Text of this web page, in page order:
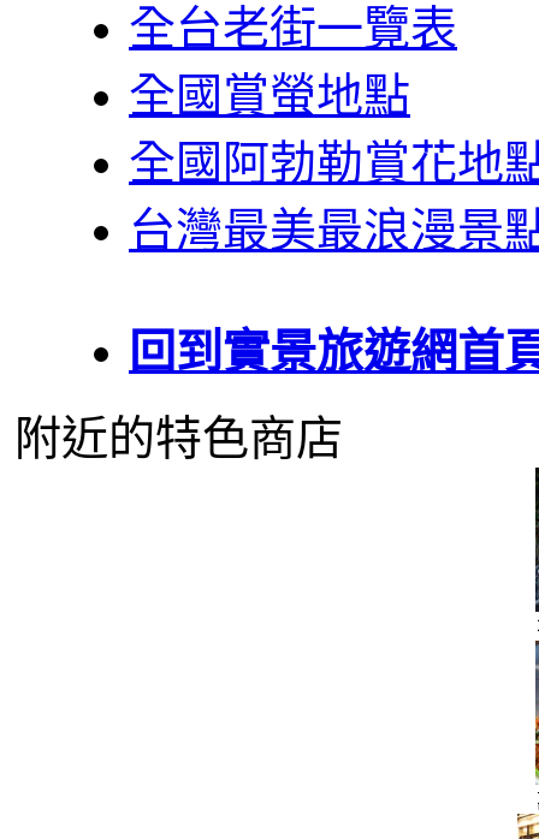
全台老街一覽表
全國賞螢地點
全國阿勃勒賞花地
台灣最美最浪漫景
回到實景旅遊網首
附近的特色商店